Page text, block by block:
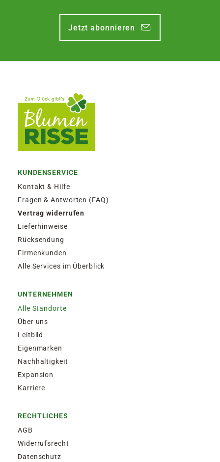
Jetzt abonnieren
KUNDENSERVICE
Kontakt & Hilfe
Fragen & Antworten (FAQ)
Vertrag widerrufen
Lieferhinweise
Rücksendung
Firmenkunden
Alle Services im Überblick
UNTERNEHMEN
Alle Standorte
Über uns
Leitbild
Eigenmarken
Nachhaltigkeit
Expansion
Karriere
RECHTLICHES
AGB
Widerrufsrecht
Datenschutz